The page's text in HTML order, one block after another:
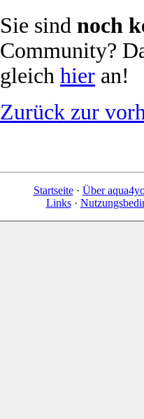
Sie sind noch
Community?
gleich hier an!
Zurück zur
Startseite· Über
Links·